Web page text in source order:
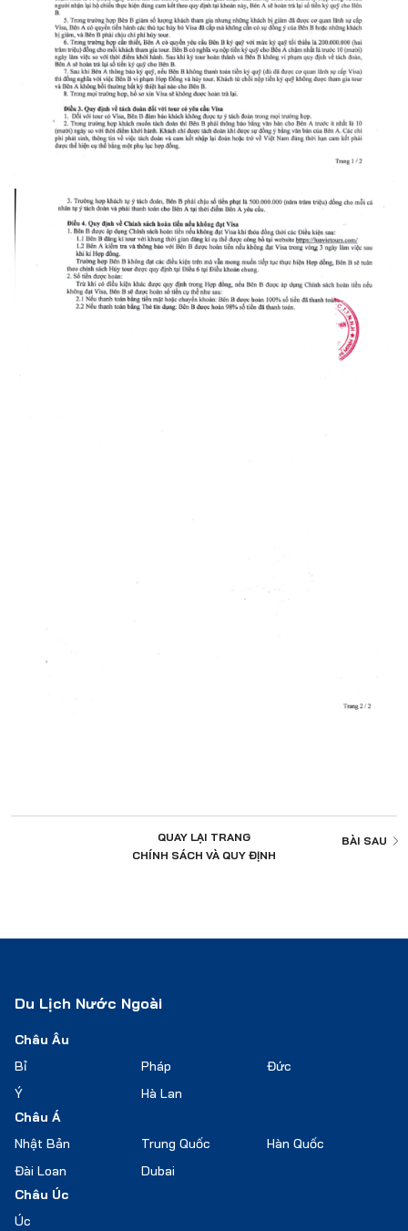
QUAY LẠI TRANG
CHÍNH SÁCH VÀ QUY ĐỊNH
BÀI SAU
Du Lịch Nước Ngoài
Châu Âu
Bỉ
Pháp
Đức
Ý
Hà Lan
Châu Á
Nhật Bản
Trung Quốc
Hàn Quốc
Đài Loan
Dubai
Châu Úc
Úc